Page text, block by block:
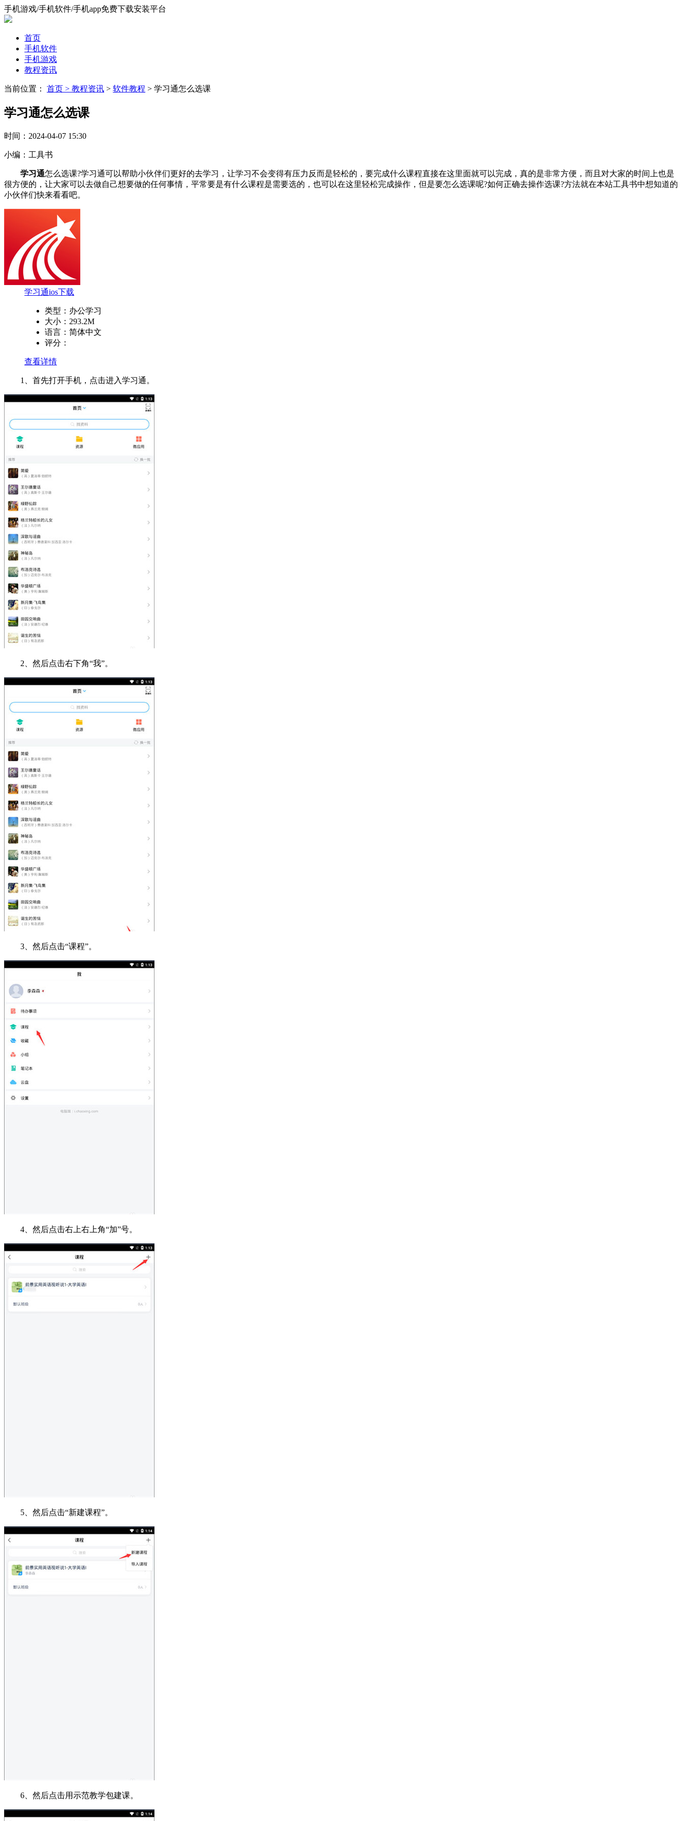
手机游戏/手机软件/手机app免费下载安装平台
首页
手机软件
手机游戏
教程资讯
当前位置： 首页 > 教程资讯 > 软件教程 > 学习通怎么选课
学习通怎么选课
时间： 2024-04-07 15:30
小编： 工具书
学习通怎么选课?学习通可以帮助小伙伴们更好的去学习，让学习不会变得有压力反而是轻松的，要完成什么课程直接在这里面就可以完成，真的是非常方便，而且对大家的时间上也是
很方便的，让大家可以去做自己想要做的任何事情，平常要是有什么课程是需要选的，也可以在这里轻松完成操作，但是要怎么选课呢?如何正确去操作选课?方法就在本站工具书中想知道的
小伙伴们快来看看吧。
学习通ios下载
类型： 办公学习
大小： 293.2M
语言： 简体中文
评分：
查看详情
1、首先打开手机，点击进入学习通。
2、然后点击右下角“我”。
3、然后点击“课程”。
4、然后点击右上右上角“加”号。
5、然后点击“新建课程”。
6、然后点击用示范教学包建课。